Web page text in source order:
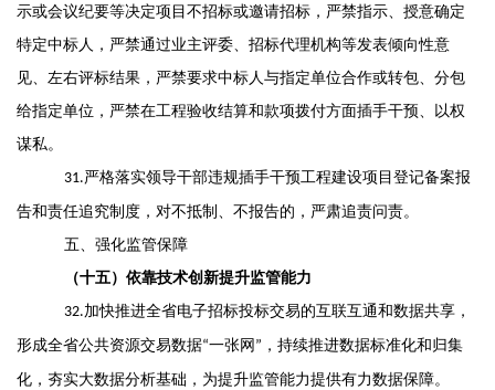
示或会议纪要等决定项目不招标或邀请招标 ， 严禁指示、授意确定
特定中标人 ， 严禁通过业主评委、招标代理机构等发表倾向性意
见、左右评标结果 ， 严禁要求中标人与指定单位合作或转包、分包
给指定单位 ， 严禁在工程验收结算和款项拨付方面插手干预、以权
谋私。
31.严格落实领导干部违规插手干预工程建设项目登记备案报
告和责任追究制度 ， 对不抵制、不报告的，严肃追责问责。
五、强化监管保障
（十五）依靠技术创新提升监管能力
32.加快推进全省电子招标投标交易的互联互通和数据共享，
形成全省公共资源交易数据“一张网 ” ， 持续推进数据标准化和归集
化 ， 夯实大数据分析基础 ， 为提升监管能力提供有力数据保障。